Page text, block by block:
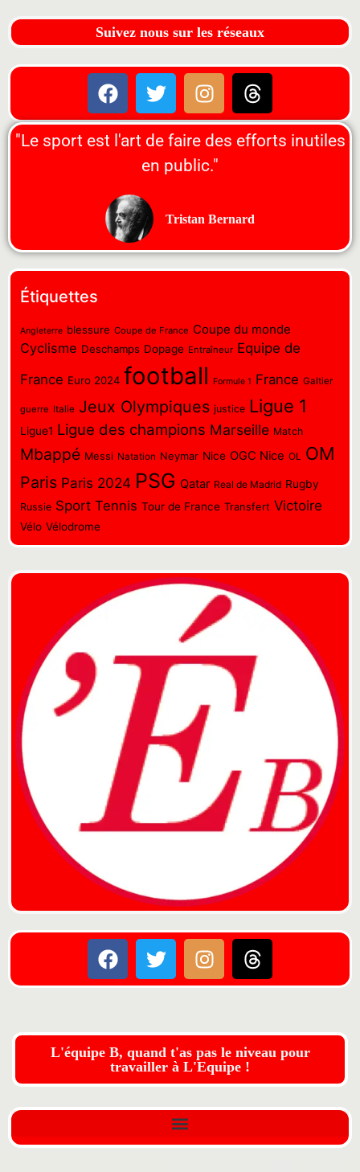
Suivez nous sur les réseaux
"Le sport est l'art de faire des efforts inutiles
en public."
Tristan Bernard
Étiquettes
Angleterre blessure Coupe de France Coupe du monde
Cyclisme Deschamps Dopage Entraîneur Equipe de
France Euro 2024 football Formule 1 France Galtier
guerre Italie Jeux Olympiques justice Ligue 1
Ligue1 Ligue des champions Marseille Match
Mbappé Messi Natation Neymar Nice OGC Nice OL OM
Paris Paris 2024 PSG Qatar Real de Madrid Rugby
Russie Sport Tennis Tour de France Transfert Victoire
Vélo Vélodrome
L'équipe B, quand t'as pas le niveau pour
travailler à L'Equipe !